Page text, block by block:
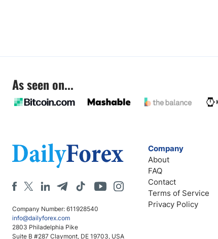
As seen on...
Company Number: 611928540
info@dailyforex.com
2803 Philadelphia Pike
Suite B #287 Claymont, DE 19703, USA
Company
About
FAQ
Contact
Terms of Service
Privacy Policy